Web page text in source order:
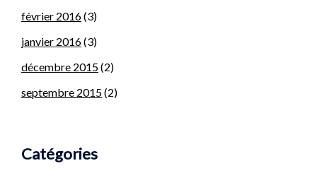
février 2016(3)
janvier 2016(3)
décembre 2015(2)
septembre 2015(2)
Catégories